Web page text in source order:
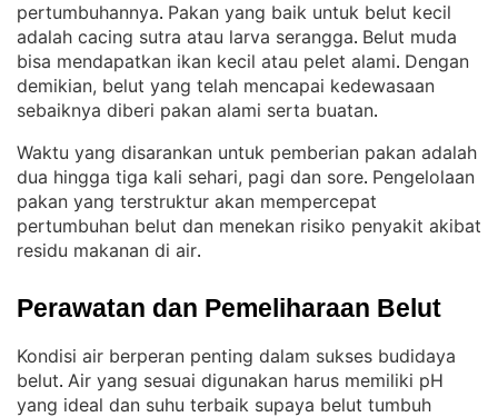
pertumbuhannya. Pakan yang baik untuk belut kecil
adalah cacing sutra atau larva serangga. Belut muda
bisa mendapatkan ikan kecil atau pelet alami. Dengan
demikian, belut yang telah mencapai kedewasaan
sebaiknya diberi pakan alami serta buatan.
Waktu yang disarankan untuk pemberian pakan adalah
dua hingga tiga kali sehari, pagi dan sore. Pengelolaan
pakan yang terstruktur akan mempercepat
pertumbuhan belut dan menekan risiko penyakit akibat
residu makanan di air.
Perawatan dan Pemeliharaan Belut
Kondisi air berperan penting dalam sukses budidaya
belut. Air yang sesuai digunakan harus memiliki pH
yang ideal dan suhu terbaik supaya belut tumbuh